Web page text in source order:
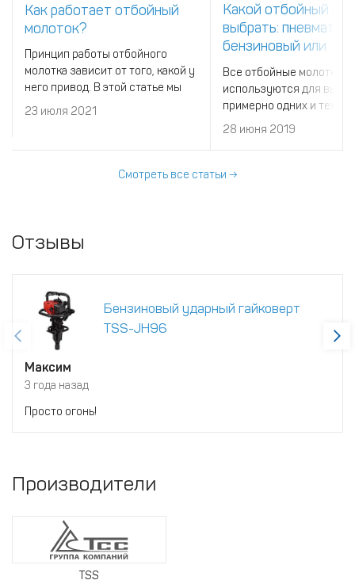
Как работает отбойный
молоток?
Принцип работы отбойного
молотка зависит от того, какой у
него привод. В этой статье мы
рассмотрим, как работают
23 июля 2021
Какой отбойный
выбрать:
бензиновый или
электрический
Все отбойные молотки
используются для
примерно одних и тех
По этой причине не
или иной задачи.
28 июня 2019
Смотреть все статьи →
Отзывы
Бензиновый ударный гайковерт
TSS-JH96
Максим
3 года назад
Просто огонь!
Производители
TSS